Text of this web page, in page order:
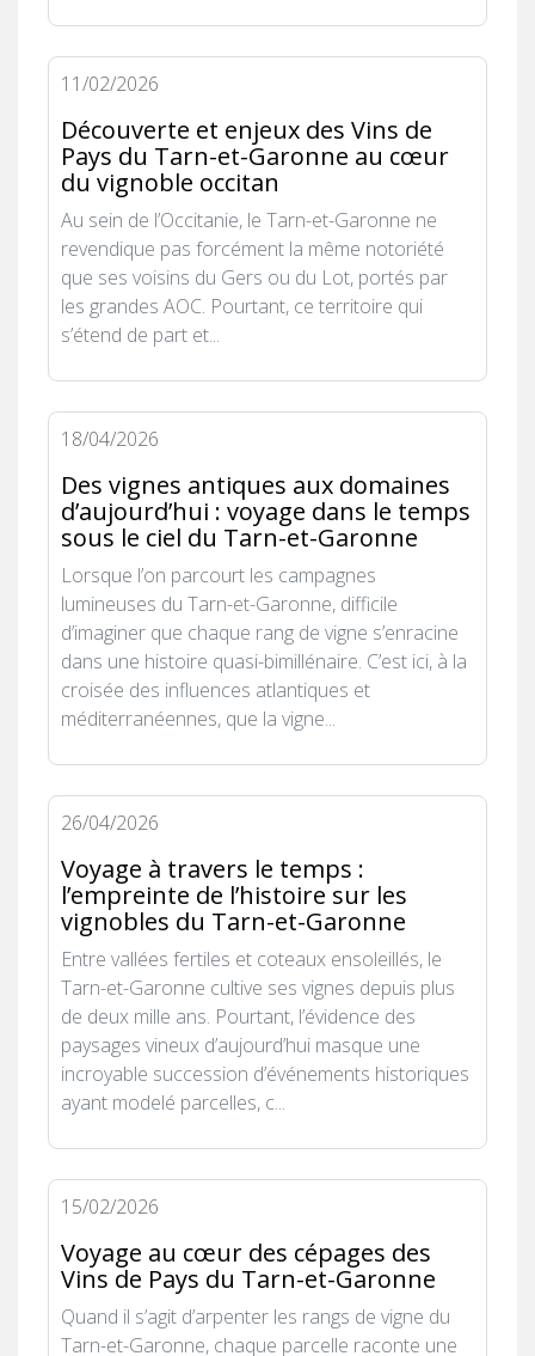
11/02/2026
Découverte et enjeux des Vins de
Pays du Tarn-et-Garonne au cœur
du vignoble occitan
Au sein de l’Occitanie, le Tarn-et-Garonne ne
revendique pas forcément la même notoriété
que ses voisins du Gers ou du Lot, portés par
les grandes AOC. Pourtant, ce territoire qui
s’étend de part et...
18/04/2026
Des vignes antiques aux domaines
d’aujourd’hui : voyage dans le temps
sous le ciel du Tarn-et-Garonne
Lorsque l’on parcourt les campagnes
lumineuses du Tarn-et-Garonne, difficile
d’imaginer que chaque rang de vigne s’enracine
dans une histoire quasi-bimillénaire. C’est ici, à la
croisée des influences atlantiques et
méditerranéennes, que la vigne...
26/04/2026
Voyage à travers le temps :
l’empreinte de l’histoire sur les
vignobles du Tarn-et-Garonne
Entre vallées fertiles et coteaux ensoleillés, le
Tarn-et-Garonne cultive ses vignes depuis plus
de deux mille ans. Pourtant, l’évidence des
paysages vineux d’aujourd’hui masque une
incroyable succession d’événements historiques
ayant modelé parcelles, c...
15/02/2026
Voyage au cœur des cépages des
Vins de Pays du Tarn-et-Garonne
Quand il s’agit d’arpenter les rangs de vigne du
Tarn-et-Garonne, chaque parcelle raconte une